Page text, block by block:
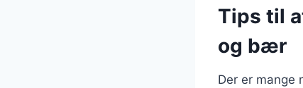
Tips til
og bær
Der er mange